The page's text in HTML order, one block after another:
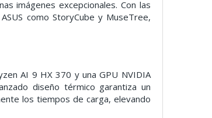
imágenes excepcionales. Con las
como StoryCube y MuseTree,
AI 9 HX 370 y una GPU NVIDIA
diseño térmico garantiza un
los tiempos de carga, elevando